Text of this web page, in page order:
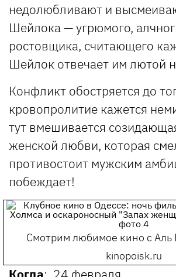
недолюбливают и
Шейлока — угрюмого,
ростовщика, считающего
Шейлок отвечает им лютой
Конфликт обостряется до
кровопролитие кажется
тут вмешивается
женской любви, которая
противостоит мужским
побеждает!
Смотрим любимое кино с Аль
kinopoisk.ru